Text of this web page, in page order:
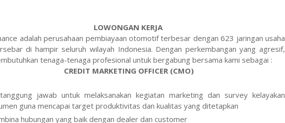
LOWONGAN KERJA
adalah perusahaan pembiayaan otomotif terbesar dengan 623 jaringan usaha
di hampir seluruh wilayah Indonesia. Dengan perkembangan yang agresif,
tenaga-tenaga profesional untuk bergabung bersama kami sebagai :
CREDIT MARKETING OFFICER (CMO)
jawab untuk melaksanakan kegiatan marketing dan survey kelayakan
guna mencapai target produktivitas dan kualitas yang ditetapkan
hubungan yang baik dengan dealer dan customer